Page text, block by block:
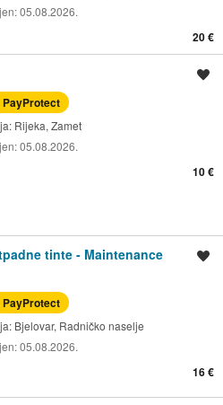
05.08.2026.
20 €
PayProtect
Rijeka, Zamet
05.08.2026.
10 €
tinte - Maintenance
PayProtect
Bjelovar, Radničko naselje
05.08.2026.
16 €